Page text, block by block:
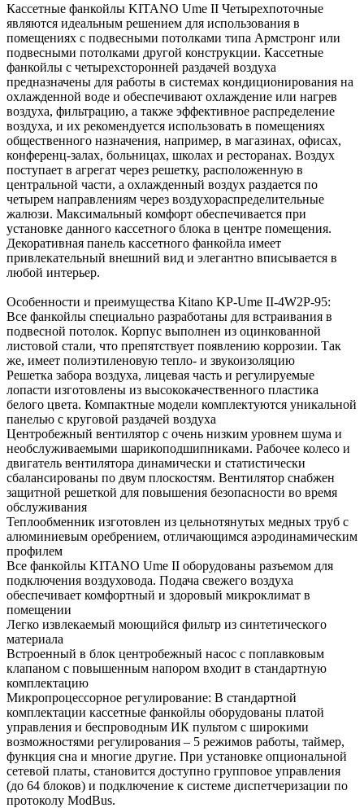
Кассетные фанкойлы KITANO Ume II Четырехпоточные
являются идеальным решением для использования в
помещениях с подвесными потолками типа Армстронг или
подвесными потолками другой конструкции. Кассетные
фанкойлы с четырехсторонней раздачей воздуха
предназначены для работы в системах кондиционирования на
охлажденной воде и обеспечивают охлаждение или нагрев
воздуха, фильтрацию, а также эффективное распределение
воздуха, и их рекомендуется использовать в помещениях
общественного назначения, например, в магазинах, офисах,
конференц-залах, больницах, школах и ресторанах. Воздух
поступает в агрегат через решетку, расположенную в
центральной части, а охлажденный воздух раздается по
четырем направлениям через воздухораспределительные
жалюзи. Максимальный комфорт обеспечивается при
установке данного кассетного блока в центре помещения.
Декоративная панель кассетного фанкойла имеет
привлекательный внешний вид и элегантно вписывается в
любой интерьер.
Особенности и преимущества Kitano KP-Ume II-4W2P-95:
Все фанкойлы специально разработаны для встраивания в
подвесной потолок. Корпус выполнен из оцинкованной
листовой стали, что препятствует появлению коррозии. Так
же, имеет полиэтиленовую тепло- и звукоизоляцию
Решетка забора воздуха, лицевая часть и регулируемые
лопасти изготовлены из высококачественного пластика
белого цвета. Компактные модели комплектуются уникальной
панелью с круговой раздачей воздуха
Центробежный вентилятор с очень низким уровнем шума и
необслуживаемыми шарикоподшипниками. Рабочее колесо и
двигатель вентилятора динамически и статистически
сбалансированы по двум плоскостям. Вентилятор снабжен
защитной решеткой для повышения безопасности во время
обслуживания
Теплообменник изготовлен из цельнотянутых медных труб с
алюминиевым оребрением, отличающимся аэродинамическим
профилем
Все фанкойлы KITANO Ume II оборудованы разъемом для
подключения воздуховода. Подача свежего воздуха
обеспечивает комфортный и здоровый микроклимат в
помещении
Легко извлекаемый моющийся фильтр из синтетического
материала
Встроенный в блок центробежный насос с поплавковым
клапаном с повышенным напором входит в стандартную
комплектацию
Микропроцессорное регулирование: В стандартной
комплектации кассетные фанкойлы оборудованы платой
управления и беспроводным ИК пультом с широкими
возможностями регулирования – 5 режимов работы, таймер,
функция сна и многие другие. При установке опциональной
сетевой платы, становится доступно групповое управления
(до 64 блоков) и подключение к системе диспетчеризации по
протоколу ModBus.